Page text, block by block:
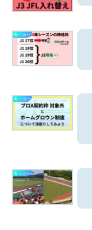
サッカー
サッカー
サッカー